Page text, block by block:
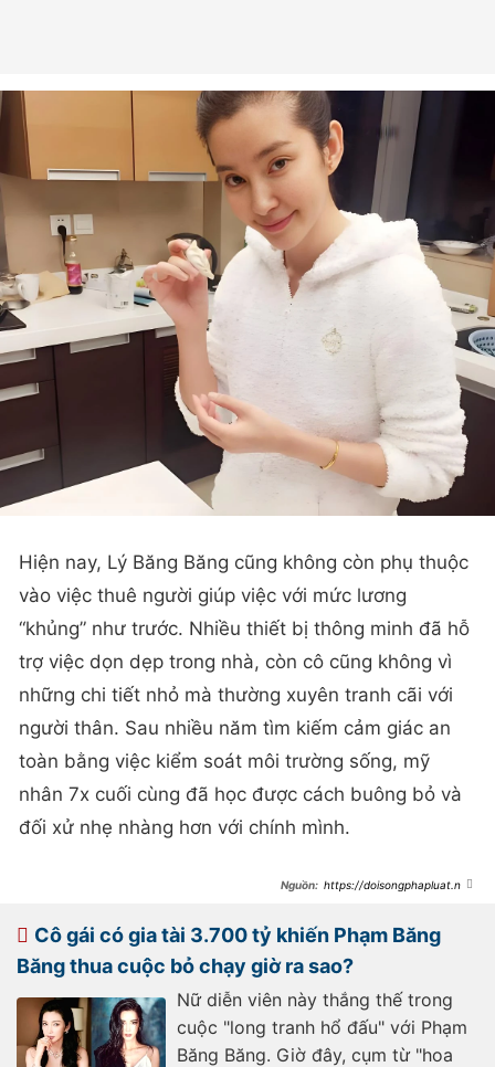
Hiện nay, Lý Băng Băng cũng không còn phụ thuộc
vào việc thuê người giúp việc với mức lương
“khủng” như trước. Nhiều thiết bị thông minh đã hỗ
trợ việc dọn dẹp trong nhà, còn cô cũng không vì
những chi tiết nhỏ mà thường xuyên tranh cãi với
người thân. Sau nhiều năm tìm kiếm cảm giác an
toàn bằng việc kiểm soát môi trường sống, mỹ
nhân 7x cuối cùng đã học được cách buông bỏ và
đối xử nhẹ nhàng hơn với chính mình.
https://doisongphapluat.ngu
giup-viec-20-nguoi-den-deu-bo-
cuoc-a647905.html
Cô gái có gia tài 3.700 tỷ khiến Phạm Băng
Băng thua cuộc bỏ chạy giờ ra sao?
Nữ diễn viên này thắng thế trong
cuộc "long tranh hổ đấu" với Phạm
Băng Băng. Giờ đây, cụm từ "hoa